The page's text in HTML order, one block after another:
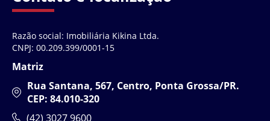
Razão social: Imobiliária Kikina Ltda.
CNPJ: 00.209.399/0001-15
Matriz
Rua Santana, 567, Centro, Ponta Grossa/PR.
CEP: 84.010-320
(42) 3027 9600